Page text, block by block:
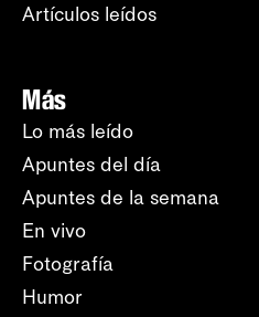
Artículos leídos
Más
Lo más leído
Apuntes del día
Apuntes de la semana
En vivo
Fotografía
Humor